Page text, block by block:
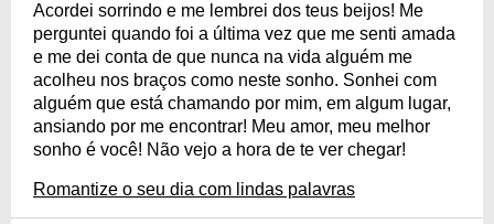
Acordei sorrindo e me lembrei dos teus beijos! Me
perguntei quando foi a última vez que me senti amada
e me dei conta de que nunca na vida alguém me
acolheu nos braços como neste sonho. Sonhei com
alguém que está chamando por mim, em algum lugar,
ansiando por me encontrar! Meu amor, meu melhor
sonho é você! Não vejo a hora de te ver chegar!
Romantize o seu dia com lindas palavras